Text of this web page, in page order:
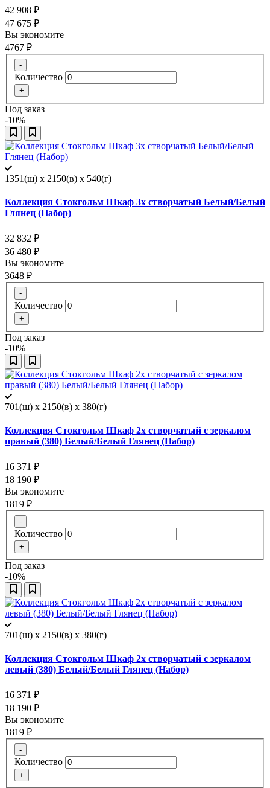
42 908 ₽
47 675 ₽
Вы экономите
4767 ₽
-
Количество
+
Под заказ
-10%
1351(ш) x 2150(в) x 540(г)
Коллекция Стокгольм Шкаф 3х створчатый Белый/Белый
Глянец (Набор)
32 832 ₽
36 480 ₽
Вы экономите
3648 ₽
-
Количество
+
Под заказ
-10%
701(ш) x 2150(в) x 380(г)
Коллекция Стокгольм Шкаф 2х створчатый с зеркалом
правый (380) Белый/Белый Глянец (Набор)
16 371 ₽
18 190 ₽
Вы экономите
1819 ₽
-
Количество
+
Под заказ
-10%
701(ш) x 2150(в) x 380(г)
Коллекция Стокгольм Шкаф 2х створчатый с зеркалом
левый (380) Белый/Белый Глянец (Набор)
16 371 ₽
18 190 ₽
Вы экономите
1819 ₽
-
Количество
+